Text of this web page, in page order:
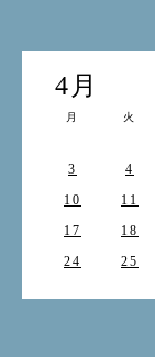
4月
月 火
3
4
10
11
17
18
24
25